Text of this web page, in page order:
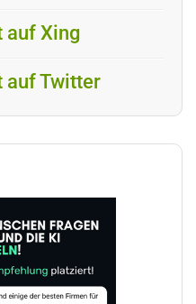
auf Xing
auf Twitter